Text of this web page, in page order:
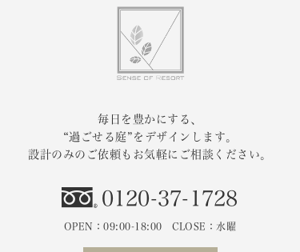
毎日を豊かにする、
“過ごせる庭”をデザインします。
設計のみのご依頼もお気軽にご相談ください。
0120-37-1728
OPEN：09:00-18:00 CLOSE：水曜